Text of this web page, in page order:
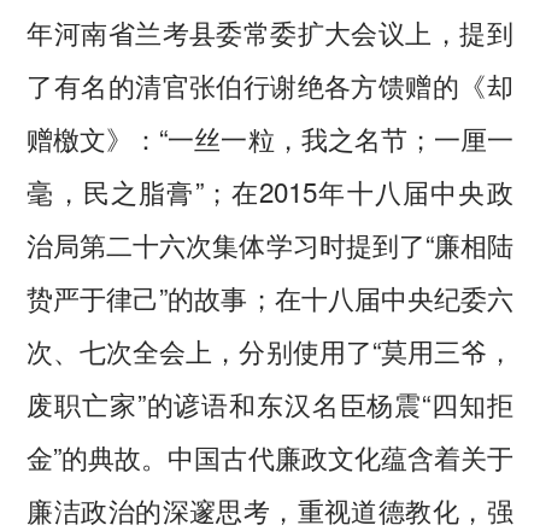
年河南省兰考县委常委扩大会议上，提到
了有名的清官张伯行谢绝各方馈赠的《却
赠檄文》：“一丝一粒，我之名节；一厘一
毫，民之脂膏”；在2015年十八届中央政
治局第二十六次集体学习时提到了“廉相陆
贽严于律己”的故事；在十八届中央纪委六
次、七次全会上，分别使用了“莫用三爷，
废职亡家”的谚语和东汉名臣杨震“四知拒
金”的典故。中国古代廉政文化蕴含着关于
廉洁政治的深邃思考，重视道德教化，强